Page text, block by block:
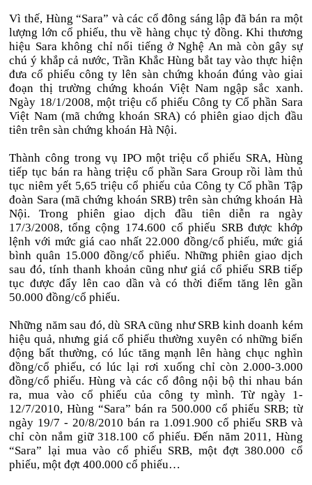
Vì thế, Hùng “Sara” và các cổ đông sáng lập đã bán ra một
lượng lớn cổ phiếu, thu về hàng chục tỷ đồng. Khi thương
hiệu Sara không chỉ nổi tiếng ở Nghệ An mà còn gây sự
chú ý khắp cả nước, Trần Khắc Hùng bắt tay vào thực hiện
đưa cổ phiếu công ty lên sàn chứng khoán đúng vào giai
đoạn thị trường chứng khoán Việt Nam ngập sắc xanh.
Ngày 18/1/2008, một triệu cổ phiếu Công ty Cổ phần Sara
Việt Nam (mã chứng khoán SRA) có phiên giao dịch đầu
tiên trên sàn chứng khoán Hà Nội.
Thành công trong vụ IPO một triệu cổ phiếu SRA, Hùng
tiếp tục bán ra hàng triệu cổ phần Sara Group rồi làm thủ
tục niêm yết 5,65 triệu cổ phiếu của Công ty Cổ phần Tập
đoàn Sara (mã chứng khoán SRB) trên sàn chứng khoán Hà
Nội. Trong phiên giao dịch đầu tiên diễn ra ngày
17/3/2008, tổng cộng 174.600 cổ phiếu SRB được khớp
lệnh với mức giá cao nhất 22.000 đồng/cổ phiếu, mức giá
bình quân 15.000 đồng/cổ phiếu. Những phiên giao dịch
sau đó, tính thanh khoản cũng như giá cổ phiếu SRB tiếp
tục được đẩy lên cao dần và có thời điểm tăng lên gần
50.000 đồng/cổ phiếu.
Những năm sau đó, dù SRA cũng như SRB kinh doanh kém
hiệu quả, nhưng giá cổ phiếu thường xuyên có những biến
động bất thường, có lúc tăng mạnh lên hàng chục nghìn
đồng/cổ phiếu, có lúc lại rơi xuống chỉ còn 2.000-3.000
đồng/cổ phiếu. Hùng và các cổ đông nội bộ thi nhau bán
ra, mua vào cổ phiếu của công ty mình. Từ ngày 1-
12/7/2010, Hùng “Sara” bán ra 500.000 cổ phiếu SRB; từ
ngày 19/7 - 20/8/2010 bán ra 1.091.900 cổ phiếu SRB và
chỉ còn nắm giữ 318.100 cổ phiếu. Đến năm 2011, Hùng
“Sara” lại mua vào cổ phiếu SRB, một đợt 380.000 cổ
phiếu, một đợt 400.000 cổ phiếu…